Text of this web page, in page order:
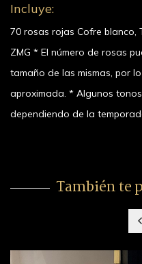
Incluye:
70 rosas rojas Cofre blanco,
ZMG * El número de rosas
tamaño de las mismas, por
aproximada. * Algunos
dependiendo de la
También te